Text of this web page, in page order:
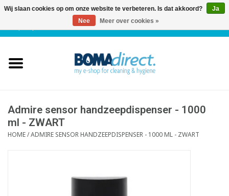
Klantenservice
Blog
Admire sensor handzeepdispenser - 1000
ml - ZWART
HOME/ADMIRE SENSOR HANDZEEPDISPENSER - 1000 ML - ZWART
Wij slaan cookies op om onze website te verbeteren. Is dat akkoord?
Ja
Nee
Meer over cookies »